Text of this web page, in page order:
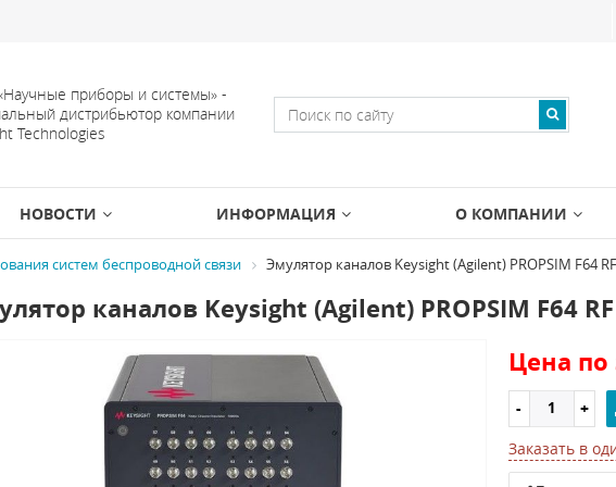
приборы и системы» -
дистрибьютор компании
Technologies
НОВОСТИ ИНФОРМАЦИЯ О КОМПАНИИ
систем беспроводной связи Эмулятор каналов Keysight (Agilent) PROPSIM F64 RF
каналов Keysight (Agilent) PROPSIM F64 RF
Цена по
Заказать в